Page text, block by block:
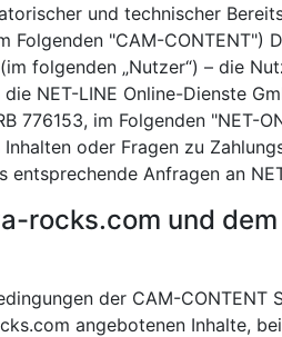
und technischer
Folgenden "CAM-
folgenden „Nutzer“) – die
NET-LINE Online-Dienste
im Folgenden "NET-
oder Fragen zu
Anfragen an
rocks.com und
der CAM-CONTENT
angebotenen Inhalte,